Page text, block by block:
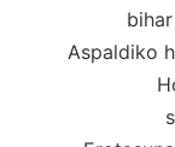
Aspaldiko